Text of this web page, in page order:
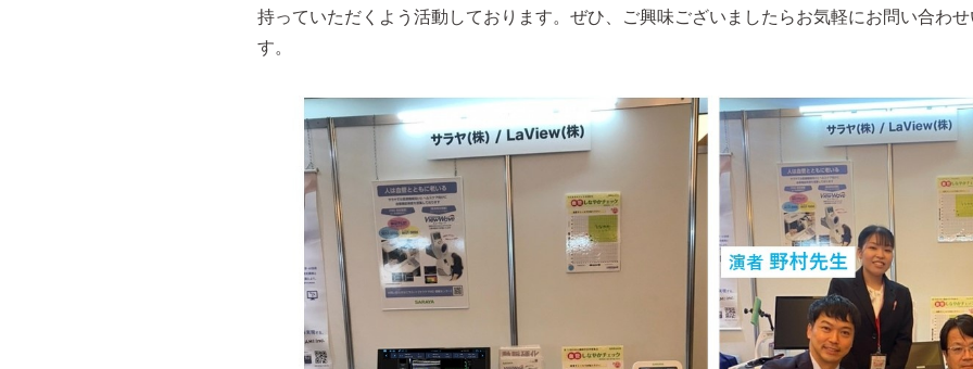
持っていただくよう活動しております。ぜひ、ご興味ございましたらお気軽にお問い合わ
す。